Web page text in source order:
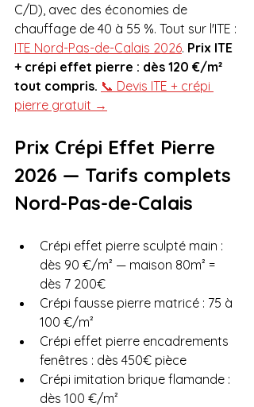
C/D), avec des économies de
chauffage de 40 à 55 %. Tout sur l'ITE :
ITE Nord-Pas-de-Calais 2026. Prix ITE
+ crépi effet pierre : dès 120 €/m²
tout compris. 📞 Devis ITE + crépi
pierre gratuit →
Prix Crépi Effet Pierre
2026 — Tarifs complets
Nord-Pas-de-Calais
Crépi effet pierre sculpté main :
dès 90 €/m² — maison 80m² =
dès 7 200€
Crépi fausse pierre matricé : 75 à
100 €/m²
Crépi effet pierre encadrements
fenêtres : dès 450€ pièce
Crépi imitation brique flamande :
dès 100 €/m²